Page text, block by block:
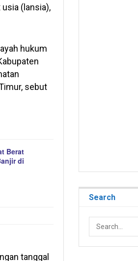
(lansia),
hukum
sebut
Berat
di
tanggal
Search